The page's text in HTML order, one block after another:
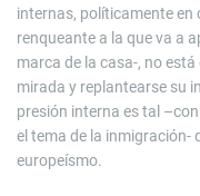
internas, políticamente en
renqueante a la que va a
marca de la casa-, no
mirada y replantearse su
presión interna es tal
el tema de la inmigración-
europeísmo.